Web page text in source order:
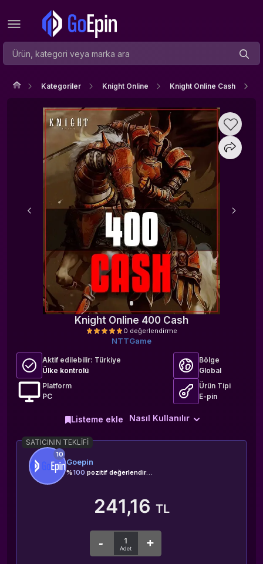
Kategoriler Knight Online Knight Online Cash
Knight Online 400 Cash
0 değerlendirme
NTTGame
Aktif edilebilir: Türkiye
Ülke kontrolü
Bölge
Global
Platform
PC
Ürün Tipi
E-pin
Nasıl Kullanılır
Listeme ekle
SATICININ TEKLIFI
10
Goepin
%100 pozitif değerlendirme
241,16 TL